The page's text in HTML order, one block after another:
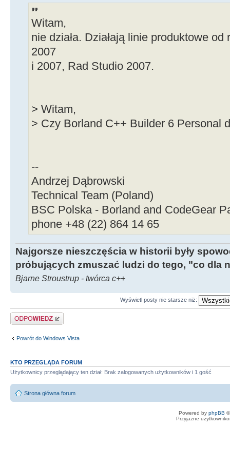
Witam,
nie działa. Działają linie produktowe
2007
i 2007, Rad Studio 2007.
> Witam,
> Czy Borland C++ Builder 6 Personal
--
Andrzej Dąbrowski
Technical Team (Poland)
BSC Polska - Borland and CodeGear
phone +48 (22) 864 14 65
Najgorsze nieszczęścia w historii były
próbujących zmuszać ludzi do tego, "co dla
Bjarne Stroustrup - twórca c++
Wyświetl posty nie starsze niż:
Odpowiedz
Powrót do Windows Vista
KTO PRZEGLĄDA FORUM
Użytkownicy przeglądający ten dział: Brak zalogowanych użytkowników i 1 gość
Strona główna forum
Powered by phpBB
Przyjazne